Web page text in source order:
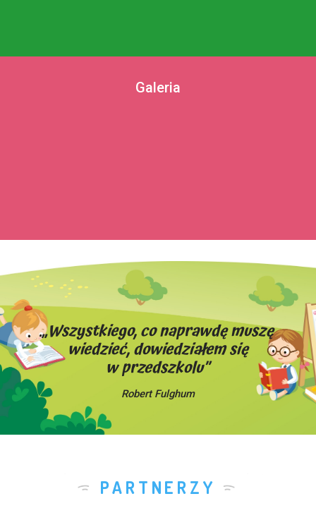
Galeria
„Wszystkiego, co naprawdę muszę
wiedzieć, dowiedziałem się
w przedszkolu”
Robert Fulghum
PARTNERZY